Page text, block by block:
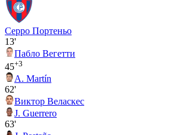
Серро Портеньо
13'
Пабло Вегетти
45+3
A. Martín
62'
Виктор Веласкес
J. Guerrero
63'